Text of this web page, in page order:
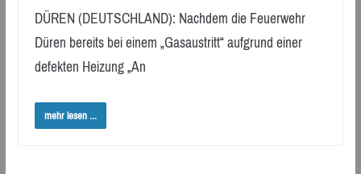
DÜREN (DEUTSCHLAND): Nachdem die Feuerwehr
Düren bereits bei einem „Gasaustritt“ aufgrund einer
defekten Heizung „An
mehr lesen ...